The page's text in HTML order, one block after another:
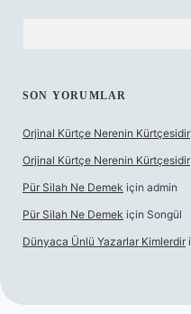
SON YORUMLAR
Orjinal Kürtçe Nerenin Kürtçesidir
Orjinal Kürtçe Nerenin Kürtçesidir
Pür Silah Ne Demek için admin
Pür Silah Ne Demek için Songül
Dünyaca Ünlü Yazarlar Kimlerdir